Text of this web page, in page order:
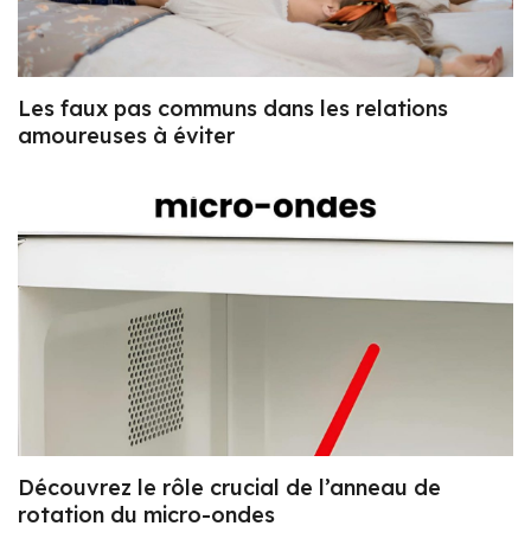
Les faux pas communs dans les relations
amoureuses à éviter
Découvrez le rôle crucial de l’anneau de
rotation du micro-ondes